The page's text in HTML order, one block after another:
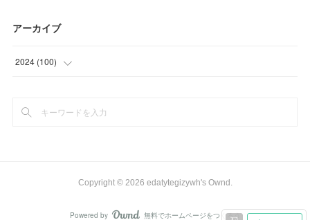
アーカイブ
2024 (100)
(
Copyright © 2026 edatytegizywh's Ownd .
Powered by 無料でホームページをつくろう